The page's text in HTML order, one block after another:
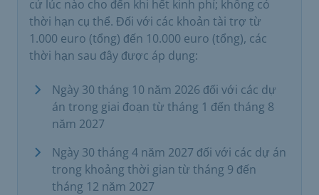
cứ lúc nào cho đến khi hết kinh phí; không có
thời hạn cụ thể. Đối với các khoản tài trợ từ
1.000 euro (tổng) đến 10.000 euro (tổng), các
thời hạn sau đây được áp dụng:
Ngày 30 tháng 10 năm 2026 đối với các dự
án trong giai đoạn từ tháng 1 đến tháng 8
năm 2027
Ngày 30 tháng 4 năm 2027 đối với các dự án
trong khoảng thời gian từ tháng 9 đến
tháng 12 năm 2027